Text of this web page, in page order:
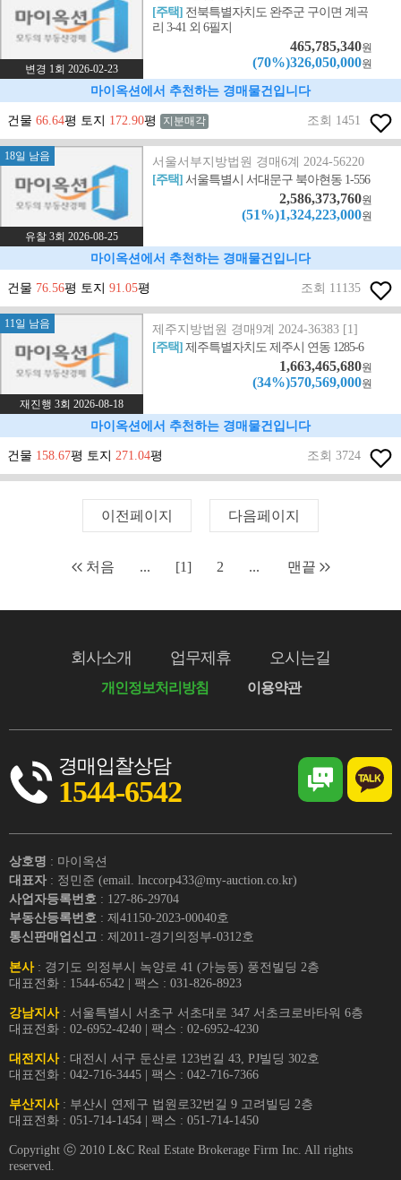
변경 1회 2026-02-23
[주택] 전북특별자치도 완주군 구이면 계곡
리 3-41 외 6필지
465,785,340원
(70%)326,050,000원
마이옥션에서 추천하는 경매물건입니다
건물 66.64평 토지 172.90평 지분매각 조회 1451
18일 남음
유찰 3회 2026-08-25
서울서부지방법원 경매6계 2024-56220
[주택]서울특별시 서대문구 북아현동 1-556
2,586,373,760원
(51%)1,324,223,000원
마이옥션에서 추천하는 경매물건입니다
건물 76.56평 토지 91.05평 조회 11135
11일 남음
재진행 3회 2026-08-18
제주지방법원 경매9계 2024-36383 [1]
[주택]제주특별자치도 제주시 연동 1285-6
1,663,465,680원
(34%)570,569,000원
마이옥션에서 추천하는 경매물건입니다
건물 158.67평 토지 271.04평 조회 3724
이전페이지 다음페이지
처음 ... [1] 2 ... 맨끝
회사소개 업무제휴 오시는길
개인정보처리방침 이용약관
경매입찰상담
1544-6542
상호명 : 마이옥션
대표자 : 정민준 (email. lnccorp433@my-auction.co.kr)
사업자등록번호 : 127-86-29704
부동산등록번호 : 제41150-2023-00040호
통신판매업신고 : 제2011-경기의정부-0312호
본사: 경기도 의정부시 녹양로 41 (가능동) 풍전빌딩 2층
대표전화 : 1544-6542 | 팩스 : 031-826-8923
강남지사: 서울특별시 서초구 서초대로 347 서초크로바타워 6층
대표전화 : 02-6952-4240 | 팩스 : 02-6952-4230
대전지사: 대전시 서구 둔산로 123번길 43, PJ빌딩 302호
대표전화 : 042-716-3445 | 팩스 : 042-716-7366
부산지사: 부산시 연제구 법원로32번길 9 고려빌딩 2층
대표전화 : 051-714-1454 | 팩스 : 051-714-1450
Copyright ⓒ 2010 L&C Real Estate Brokerage Firm Inc. All rights
reserved.